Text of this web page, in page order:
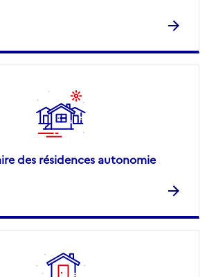
des résidences autonomie